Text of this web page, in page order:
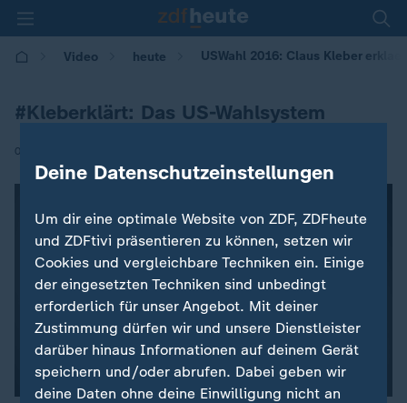
Video heute USWahl 2016: Claus Kleber
#Kleberklärt: Das US-Wahlsystem
08.11.2016 | 13:23
Deine Datenschutzeinstellungen
Um dir eine optimale Website von ZDF, ZDFheute
und ZDFtivi präsentieren zu können, setzen wir
Cookies und vergleichbare Techniken ein. Einige
der eingesetzten Techniken sind unbedingt
erforderlich für unser Angebot. Mit deiner
Zustimmung dürfen wir und unsere Dienstleister
darüber hinaus Informationen auf deinem Gerät
speichern und/oder abrufen. Dabei geben wir
deine Daten ohne deine Einwilligung nicht an